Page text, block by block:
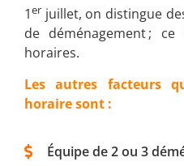
1er juillet, on distingue
de déménagement ;
horaires.
Les autres facteurs
horaire sont :
Équipe de 2 ou 3